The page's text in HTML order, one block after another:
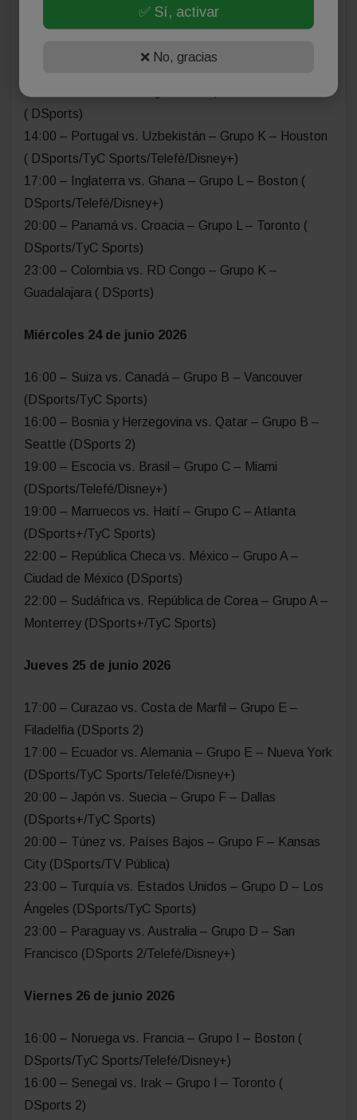
DSports/TyC Sports)
Martes 23 de junio 2026
( DSports)
14:00 – Portugal vs. Uzbekistán – Grupo K – Houston
( DSports/TyC Sports/Telefé/Disney+)
17:00 – Inglaterra vs. Ghana – Grupo L – Boston (
DSports/Telefé/Disney+)
20:00 – Panamá vs. Croacia – Grupo L – Toronto (
DSports/TyC Sports)
23:00 – Colombia vs. RD Congo – Grupo K –
Guadalajara ( DSports)
Miércoles 24 de junio 2026
16:00 – Suiza vs. Canadá – Grupo B – Vancouver
(DSports/TyC Sports)
16:00 – Bosnia y Herzegovina vs. Qatar – Grupo B –
Seattle (DSports 2)
19:00 – Escocia vs. Brasil – Grupo C – Miami
(DSports/Telefé/Disney+)
19:00 – Marruecos vs. Haití – Grupo C – Atlanta
(DSports+/TyC Sports)
22:00 – República Checa vs. México – Grupo A –
Ciudad de México (DSports)
22:00 – Sudáfrica vs. República de Corea – Grupo A –
Monterrey (DSports+/TyC Sports)
Jueves 25 de junio 2026
17:00 – Curazao vs. Costa de Marfil – Grupo E –
Filadelfia (DSports 2)
17:00 – Ecuador vs. Alemania – Grupo E – Nueva York
(DSports/TyC Sports/Telefé/Disney+)
20:00 – Japón vs. Suecia – Grupo F – Dallas
(DSports+/TyC Sports)
20:00 – Túnez vs. Países Bajos – Grupo F – Kansas
City (DSports/TV Pública)
23:00 – Turquía vs. Estados Unidos – Grupo D – Los
Ángeles (DSports/TyC Sports)
23:00 – Paraguay vs. Australia – Grupo D – San
Francisco (DSports 2/Telefé/Disney+)
Viernes 26 de junio 2026
16:00 – Noruega vs. Francia – Grupo I – Boston (
DSports/TyC Sports/Telefé/Disney+)
16:00 – Senegal vs. Irak – Grupo I – Toronto (
DSports 2)
✅ Sí, activar
❌ No, gracias